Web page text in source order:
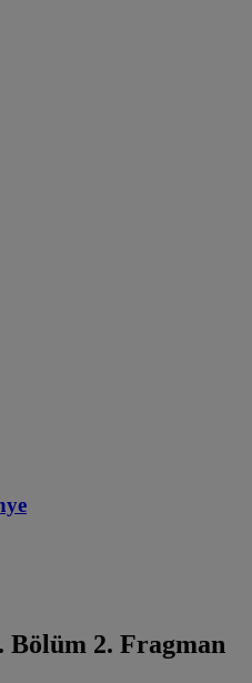
Bölüm 2. Fragman